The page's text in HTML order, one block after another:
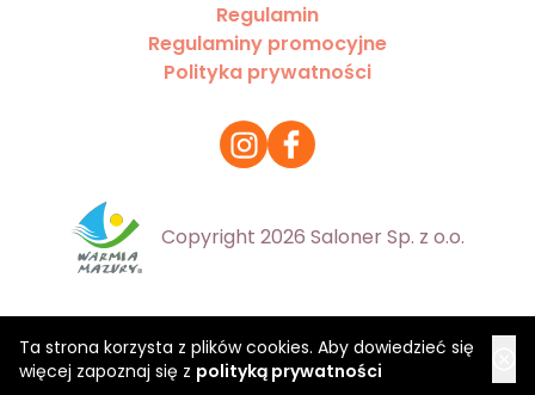
Ta strona korzysta z plików cookies. Aby dowiedzieć się
więcej zapoznaj się z polityką prywatności
Regulamin
Regulaminy promocyjne
Polityka prywatności
Copyright 2026 Saloner Sp. z o.o.